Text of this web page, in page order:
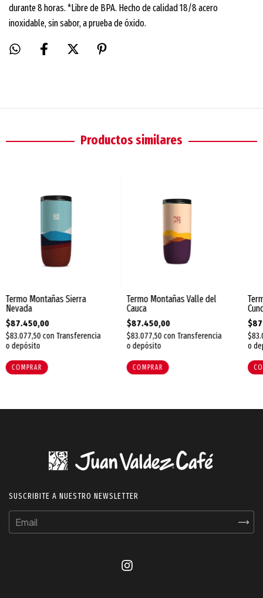
durante 8 horas. *Libre de BPA. Hecho de calidad 18/8 acero
inoxidable, sin sabor, a prueba de óxido.
Productos similares
Termo Montañas Sierra
Nevada
$87.450,00
$83.077,50 con Transferencia
o depósito
Termo Montañas Valle del
Cauca
$87.450,00
$83.077,50 con Transferencia
o depósito
o
SUSCRIBITE A NUESTRO NEWSLETTER